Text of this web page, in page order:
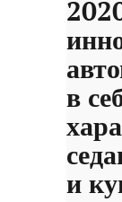
в
и